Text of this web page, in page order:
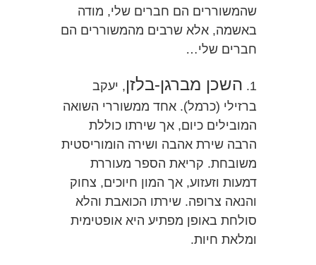
שהמשוררים הם חברים שלי, מודה
באשמה, אלא שרבים מהמשוררים הם
חברים שלי…
1. השכן מברגן-בלזן, יעקב
ברזילי (כרמל). אחד ממשוררי השואה
המובילים כיום, אך שירתו כוללת
הרבה שירת אהבה ושירה הומוריסטית
משובחת. קריאת הספר מעוררת
דמעות וזעזוע, אך המון חיוכים, צחוק
והנאה צרופה. שירתו הכואבת והלא
סולחת באופן מפתיע היא אופטימית
ומלאת חיות.